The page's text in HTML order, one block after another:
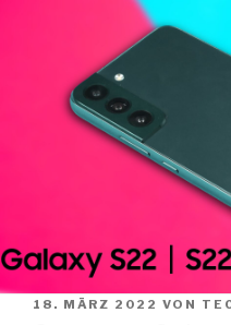
VERÖFFENTLICHT
18. MÄRZ 2022 VON